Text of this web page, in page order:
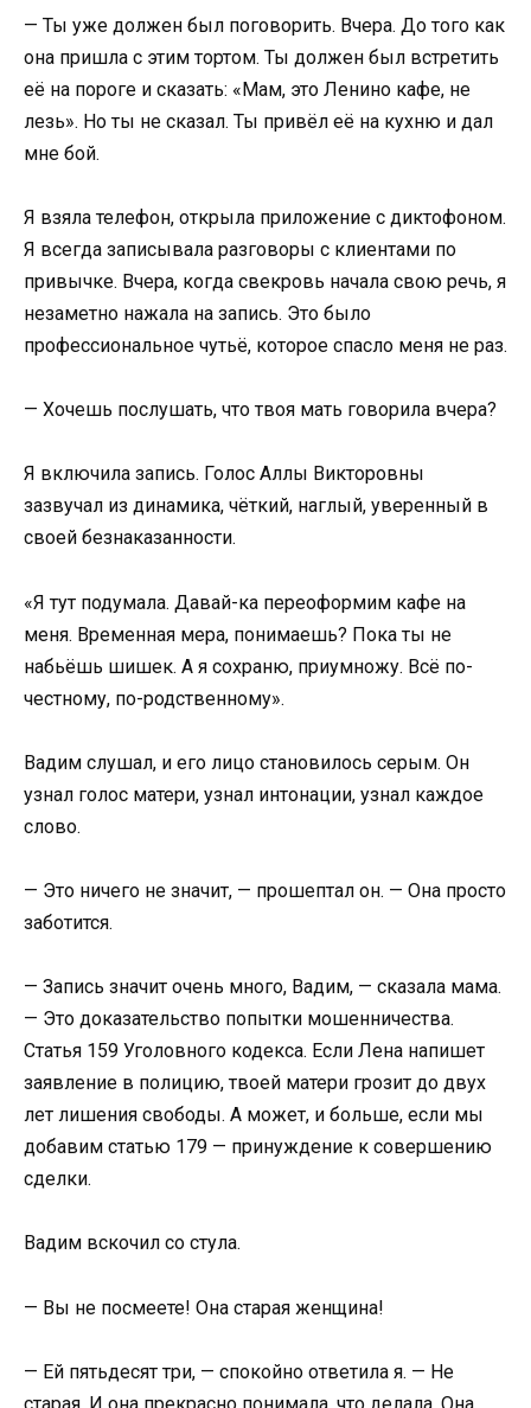
— Ты уже должен был поговорить. Вчера. До того как
она пришла с этим тортом. Ты должен был встретить
её на пороге и сказать: «Мам, это Ленино кафе, не
лезь». Но ты не сказал. Ты привёл её на кухню и дал
мне бой.
Я взяла телефон, открыла приложение с диктофоном.
Я всегда записывала разговоры с клиентами по
привычке. Вчера, когда свекровь начала свою речь, я
незаметно нажала на запись. Это было
профессиональное чутьё, которое спасло меня не раз.
— Хочешь послушать, что твоя мать говорила вчера?
Я включила запись. Голос Аллы Викторовны
зазвучал из динамика, чёткий, наглый, уверенный в
своей безнаказанности.
«Я тут подумала. Давай-ка переоформим кафе на
меня. Временная мера, понимаешь? Пока ты не
набьёшь шишек. А я сохраню, приумножу. Всё по-
честному, по-родственному».
Вадим слушал, и его лицо становилось серым. Он
узнал голос матери, узнал интонации, узнал каждое
слово.
— Это ничего не значит, — прошептал он. — Она просто
заботится.
— Запись значит очень много, Вадим, — сказала мама.
— Это доказательство попытки мошенничества.
Статья 159 Уголовного кодекса. Если Лена напишет
заявление в полицию, твоей матери грозит до двух
лет лишения свободы. А может, и больше, если мы
добавим статью 179 — принуждение к совершению
сделки.
Вадим вскочил со стула.
— Вы не посмеете! Она старая женщина!
— Ей пятьдесят три, — спокойно ответила я. — Не